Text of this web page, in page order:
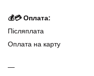
💰💳 Оплата:
Післяплата
Оплата на карту